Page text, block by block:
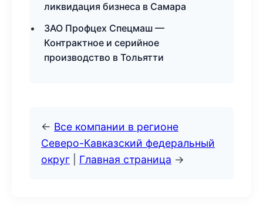
ликвидация бизнеса в Самара
ЗАО Профцех Спецмаш —
Контрактное и серийное
производство в Тольятти
← Все компании в регионе
Северо-Кавказский федеральный
округ
Главная страница →